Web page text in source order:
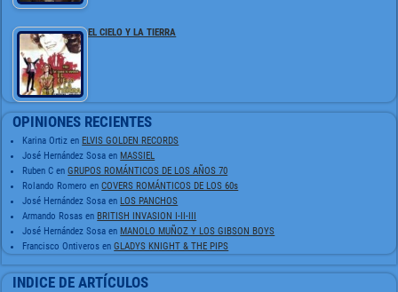
EL CIELO Y LA TIERRA
OPINIONES RECIENTES
Karina Ortiz enELVIS GOLDEN RECORDS
José Hernández Sosa enMASSIEL
Ruben C enGRUPOS ROMÁNTICOS DE LOS AÑOS 70
Rolando Romero enCOVERS ROMÁNTICOS DE LOS 60s
José Hernández Sosa enLOS PANCHOS
Armando Rosas enBRITISH INVASION I-II-III
José Hernández Sosa enMANOLO MUÑOZ Y LOS GIBSON BOYS
Francisco Ontiveros enGLADYS KNIGHT & THE PIPS
INDICE DE ARTÍCULOS